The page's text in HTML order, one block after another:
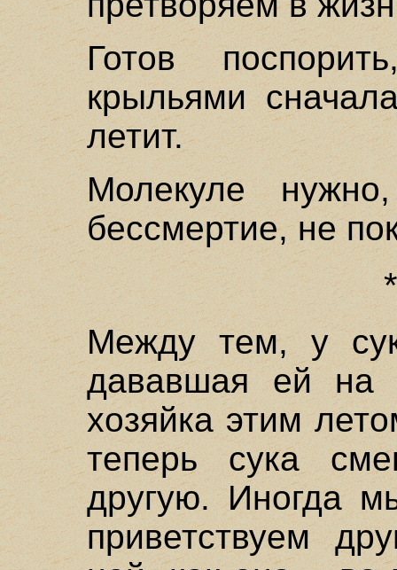
Готов
крыльями
летит.
Молекуле
бессмертие, не
Между тем, у
дававшая ей на
хозяйка этим
теперь сука
другую. Иногда
приветствуем